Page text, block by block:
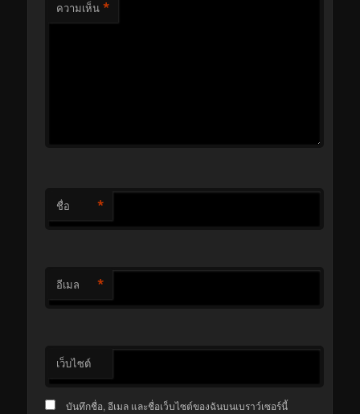
ความเห็น *
ชื่อ *
อีเมล *
เว็บไซต์
บันทึกชื่อ, อีเมล และชื่อเว็บไซต์ของฉันบนเบราว์เซอร์นี้